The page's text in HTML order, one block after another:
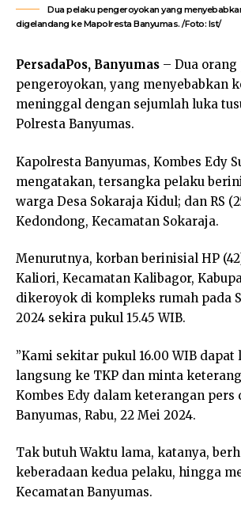
Dua pelaku pengeroyokan yang
digelandang ke Mapolresta Banyumas. /Foto: Ist/
PersadaPos, Banyumas – Dua
pengeroyokan, yang menyebabkan
meninggal dengan sejumlah luka
Polresta Banyumas.
Kapolresta Banyumas, Kombes Edy
mengatakan, tersangka pelaku
warga Desa Sokaraja Kidul; dan RS
Kedondong, Kecamatan Sokaraja.
Menurutnya, korban berinisial HP
Kaliori, Kecamatan Kalibagor,
dikeroyok di kompleks rumah pada
2024 sekira pukul 15.45 WIB.
”Kami sekitar pukul 16.00 WIB dapat
langsung ke TKP dan minta
Kombes Edy dalam keterangan pers
Banyumas, Rabu, 22 Mei 2024.
Tak butuh Waktu lama, katanya,
keberadaan kedua pelaku, hingga
Kecamatan Banyumas.